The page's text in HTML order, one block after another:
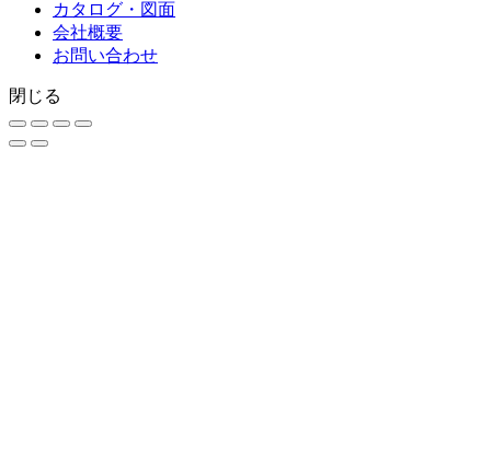
カタログ・図面
会社概要
お問い合わせ
閉じる